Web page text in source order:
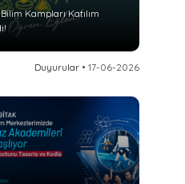
Kampları Katılım
Duyurular• 17-06-2026